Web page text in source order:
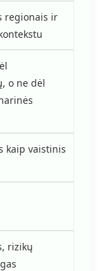
regionais ir
o ne dėl
kaip vaistinis
rizikų